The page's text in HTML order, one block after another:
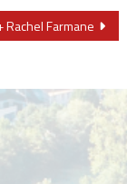
Rachel Farmane